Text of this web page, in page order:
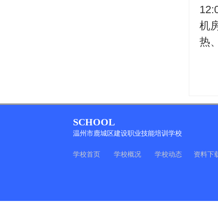
机
热
SCHOOL
温州市鹿城区建设职业技能培训学校
学校首页 学校概况 学校动态 资料下